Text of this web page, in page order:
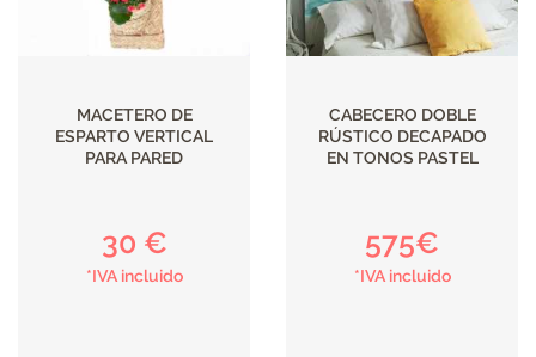
MACETERO DE
ESPARTO VERTICAL
PARA PARED
30 €
*IVA incluido
CABECERO DOBLE
RÚSTICO DECAPADO
EN TONOS PASTEL
575€
*IVA incluido